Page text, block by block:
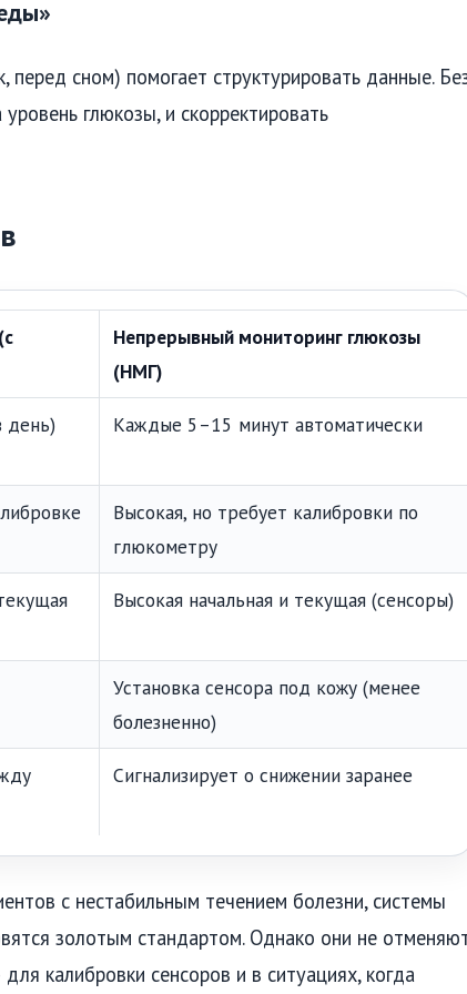
сном) помогает структурировать данные.
глюкозы, и скорректировать
Непрерывный мониторинг глюкозы
(НМГ)
день) Каждые 5–15 минут автоматически
Высокая, но требует калибровки по
глюкометру
Высокая начальная и текущая (сенсоры)
Установка сенсора под кожу (менее
болезненно)
Сигнализирует о снижении заранее
с нестабильным течением болезни, системы
золотым стандартом. Однако они не
калибровки сенсоров и в ситуациях, когда